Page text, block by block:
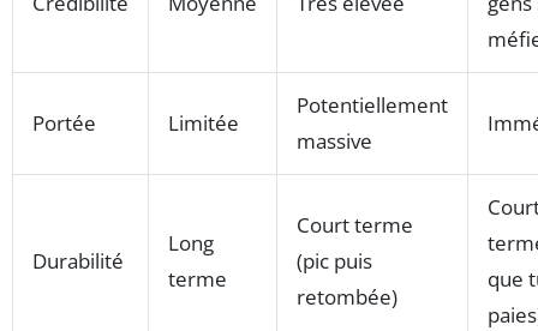
Portée Limitée
Potentiellement
massive
Durabilité
Long
terme
Court terme
(pic puis
retombée)
que